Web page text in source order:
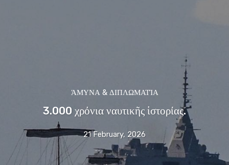
ΆΜΥΝΑ & ΔΙΠΛΩΜΑΤΊΑ
3.000 χρόνια ναυτικῆς ἱστορίας.
21 February, 2026